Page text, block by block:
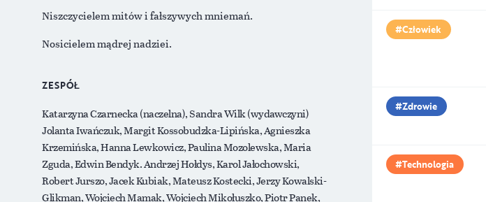
Niszczycielem mitów i fałszywych mniemań.
Nosicielem mądrej nadziei.
ZESPÓŁ
Katarzyna Czarnecka (naczelna), Sandra Wilk (wydawczyni)
Jolanta Iwańczuk, Margit Kossobudzka-Lipińska, Agnieszka
Krzemińska, Hanna Lewkowicz, Paulina Mozolewska, Maria
Zguda, Edwin Bendyk. Andrzej Hołdys, Karol Jałochowski,
Robert Jurszo, Jacek Kubiak, Mateusz Kostecki, Jerzy Kowalski-
Glikman, Wojciech Mamak, Wojciech Mikołuszko, Piotr Panek,
Człowiek
Zdrowie
Technologia